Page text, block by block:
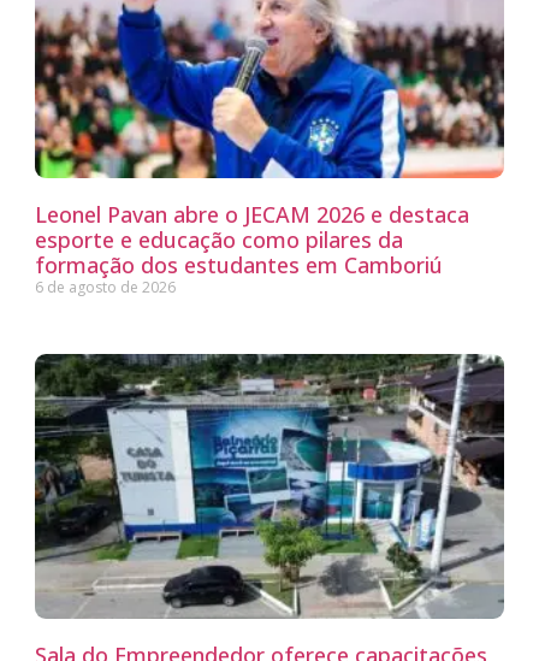
Leonel Pavan abre o JECAM 2026 e destaca
esporte e educação como pilares da
formação dos estudantes em Camboriú
6 de agosto de 2026
Sala do Empreendedor oferece capacitações